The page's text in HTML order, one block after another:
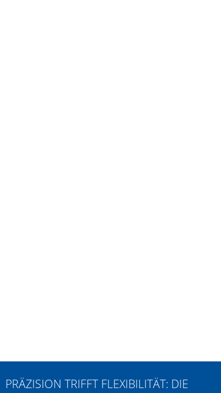
PRÄZISION TRIFFT FLEXIBILITÄT: DIE